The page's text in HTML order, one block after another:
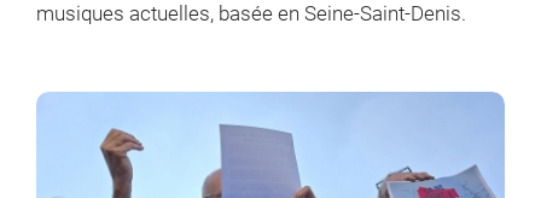
musiques actuelles, basée en Seine-Saint-Denis.